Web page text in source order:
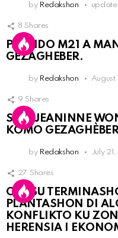
by Redakshon
8 Shares
PARTIDO M21 A
GEZAGHEBER.
by Redakshon August
9 Shares
SRA. JEANINNE
KOMO
by Redakshon July
27 Shares
OLB SU
PLANTASHON DI
KONFLIKTO KU
HERENSIA I